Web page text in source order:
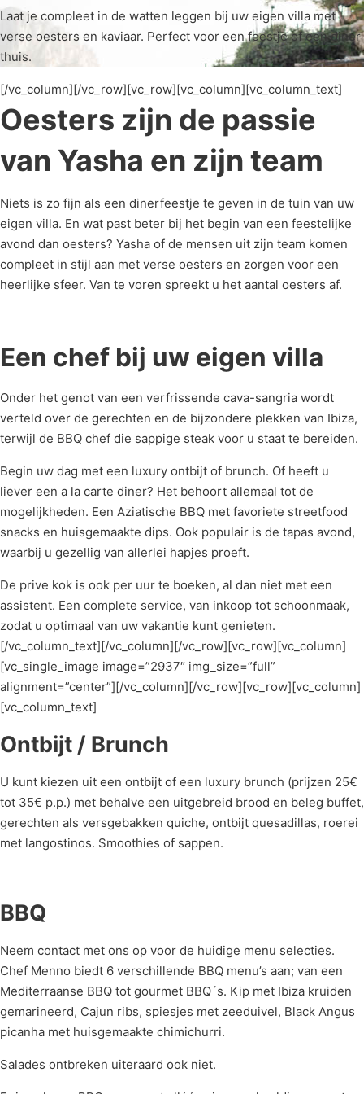
Laat je compleet in de watten leggen bij uw eigen villa met
verse oesters en kaviaar. Perfect voor een feestje of een diner
thuis.
[/vc_column][/vc_row][vc_row][vc_column][vc_column_text]
Oesters zijn de passie
van Yasha en zijn team
Niets is zo fijn als een dinerfeestje te geven in de tuin van uw
eigen villa. En wat past beter bij het begin van een feestelijke
avond dan oesters? Yasha of de mensen uit zijn team komen
compleet in stijl aan met verse oesters en zorgen voor een
heerlijke sfeer. Van te voren spreekt u het aantal oesters af.
Een chef bij uw eigen villa
Onder het genot van een verfrissende cava-sangria wordt
verteld over de gerechten en de bijzondere plekken van Ibiza,
terwijl de BBQ chef die sappige steak voor u staat te bereiden.
Begin uw dag met een luxury ontbijt of brunch. Of heeft u
liever een a la carte diner? Het behoort allemaal tot de
mogelijkheden. Een Aziatische BBQ met favoriete streetfood
snacks en huisgemaakte dips. Ook populair is de tapas avond,
waarbij u gezellig van allerlei hapjes proeft.
De prive kok is ook per uur te boeken, al dan niet met een
assistent. Een complete service, van inkoop tot schoonmaak,
zodat u optimaal van uw vakantie kunt genieten.
[/vc_column_text][/vc_column][/vc_row][vc_row][vc_column]
[vc_single_image image=”2937″ img_size=”full”
alignment=”center”][/vc_column][/vc_row][vc_row][vc_column]
[vc_column_text]
Ontbijt / Brunch
U kunt kiezen uit een ontbijt of een luxury brunch (prijzen 25€
tot 35€ p.p.) met behalve een uitgebreid brood en beleg buffet,
gerechten als versgebakken quiche, ontbijt quesadillas, roerei
met langostinos. Smoothies of sappen.
BBQ
Neem contact met ons op voor de huidige menu selecties.
Chef Menno biedt 6 verschillende BBQ menu’s aan; van een
Mediterraanse BBQ tot gourmet BBQ´s. Kip met Ibiza kruiden
gemarineerd, Cajun ribs, spiesjes met zeeduivel, Black Angus
picanha met huisgemaakte chimichurri.
Salades ontbreken uiteraard ook niet.